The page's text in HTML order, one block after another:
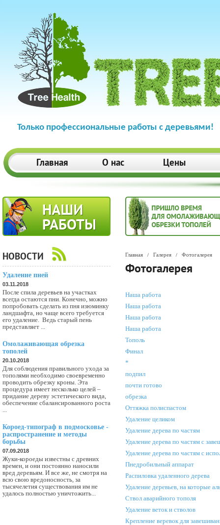
Только профессиональные работы с деревьями!
Главная О нас Цены
НОВОСТИ
Удаление пней
03.11.2018
После спила деревьев на участках
всегда остаются пни. Конечно, можно
попробовать сделать из пня изюминку
ландшафта, но чаще всего требуется
его удаление. Ведь старый пень
представляет ...
Омолаживающая обрезка
тополей
20.10.2018
Для соблюдения правильного ухода за
тополями необходимо своевременно
проводить обрезку кроны. Эта
процедура имеет несколько целей –
придание дереву эстетического вида,
обеспечение сбалансированного роста
...
Короед-типограф в подмосковье -
распространение и методы
борьбы
07.09.2018
Жуки-короеды известны с древних
времен, и они постоянно наносили
вред деревьям. И все же, не смотря на
всю свою вредоносность, за
тысячелетия существования им не
удалось полностью уничтожить...
Главная / Галерея / Фотогалерея
Фотогалерея
Наша работа
Наша работа
Наша работа
Наша работа
Тополь
Финал
*
подпил
почти готово
обрезка
Оттяжка полиспастом
Удаление целиком
Удаление дерева по частям
Удаление дерева по частям с
Удаление дерева по частям с
Пнедробильный аппарат
Распиловка удаленного дерева
Удаление деревьев, на которые
Ствол аварийного тополя
Удаление веток и стволов
Крепление веревок для